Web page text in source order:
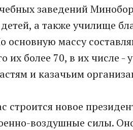
заведений
а также училище
массу
их более 70, в их числе
и казачьим
строится новое
воздушные силы.